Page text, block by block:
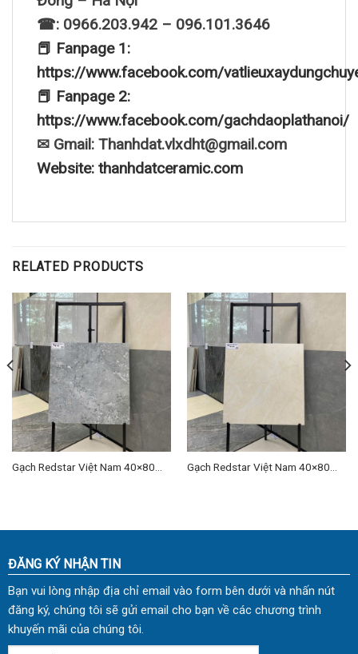
☎: 0966.203.942 – 096.101.3646
📕 Fanpage 1:
https://www.facebook.com/
📕 Fanpage 2:
https://www.facebook.com/gachdaoplathanoi/
✉ Gmail: Thanhdat.vlxdht@gmail.com
Website: thanhdatceramic.com
RELATED PRODUCTS
Gạch Redstar Việt Nam 40×80
Gạch Redstar Việt Nam 40×80
ĐĂNG KÝ NHẬN TIN
Bạn vui lòng nhập địa chỉ email vào form bên dưới và nhấn nút
đăng ký, chúng tôi sẽ gửi email cho bạn về các chương trình
khuyến mãi của chúng tôi.